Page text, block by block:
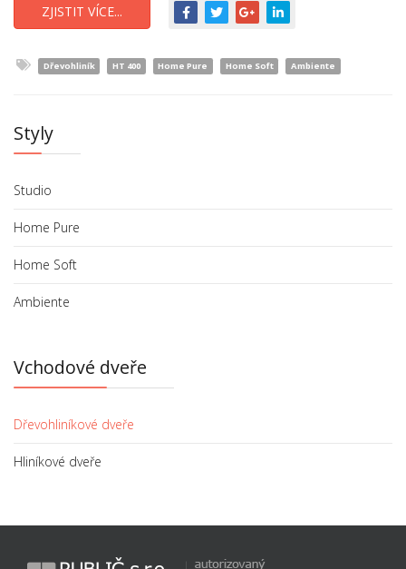
ZJISTIT VÍCE...
Dřevohliník HT 400 Home Pure Home Soft Ambiente
Styly
Studio
Home Pure
Home Soft
Ambiente
Vchodové dveře
Dřevohliníkové dveře
Hliníkové dveře